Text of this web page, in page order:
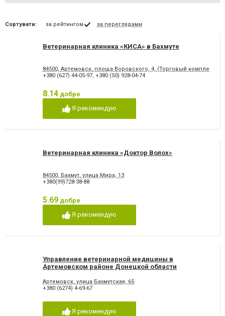
Сортувати: за рейтингом за переглядами
Ветеринарная клиника «КИСА» в Бахмуте
84500, Артемовск, площа Воровского, 4, (Торговый комплекс
+380 (627) 44-05-97, +380 (50) 928-04-74
8.14 добре
Я рекомендую
Ветеринарная клиника «Доктор Волох»
84500, Бахмут, улица Мира, 13
+380(99)728-38-88
5.69 добре
Я рекомендую
Управление ветеринарной медицины в
Артемовском районе Донецкой области
Артемовск, улица Бахмутская, 65
+380 (6274) 4-69-67
Я рекомендую